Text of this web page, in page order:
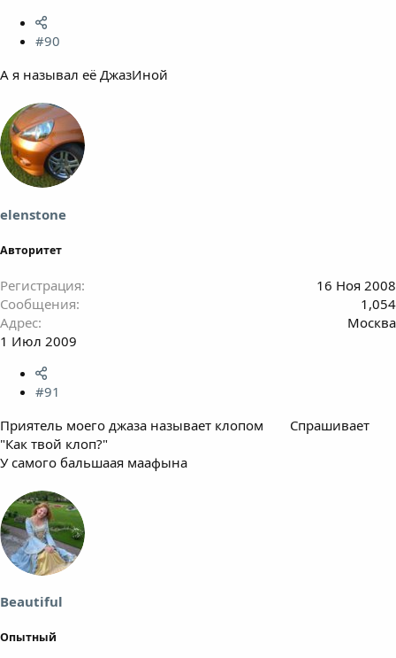
#90
А я называл её ДжазИной
elenstone
Авторитет
Регистрация
16 Ноя 2008
Сообщения
1,054
Адрес
Москва
1 Июл 2009
#91
Приятель моего джаза называет клопом
Спрашивает
"Как твой клоп?"
У самого бальшаая маафына
Beautiful
Опытный